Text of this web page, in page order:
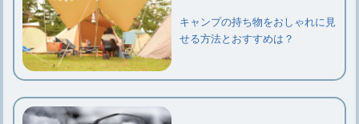
キャンプの持ち物をおしゃれに見
せる方法とおすすめは？